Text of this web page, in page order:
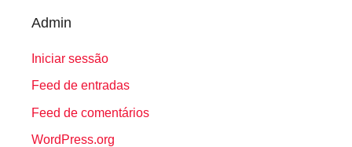
Admin
Iniciar sessão
Feed de entradas
Feed de comentários
WordPress.org